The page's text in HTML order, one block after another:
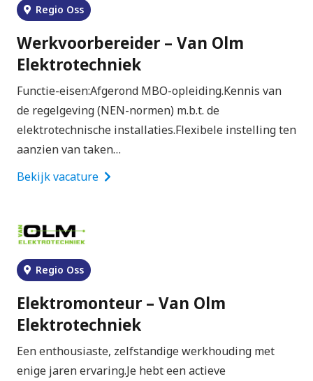
Regio Oss
Werkvoorbereider – Van Olm
Elektrotechniek
Functie-eisen:Afgerond MBO-opleiding.Kennis van
de regelgeving (NEN-normen) m.b.t. de
elektrotechnische installaties.Flexibele instelling ten
aanzien van taken…
Bekijk vacature
Regio Oss
Elektromonteur – Van Olm
Elektrotechniek
Een enthousiaste, zelfstandige werkhouding met
enige jaren ervaring.Je hebt een actieve